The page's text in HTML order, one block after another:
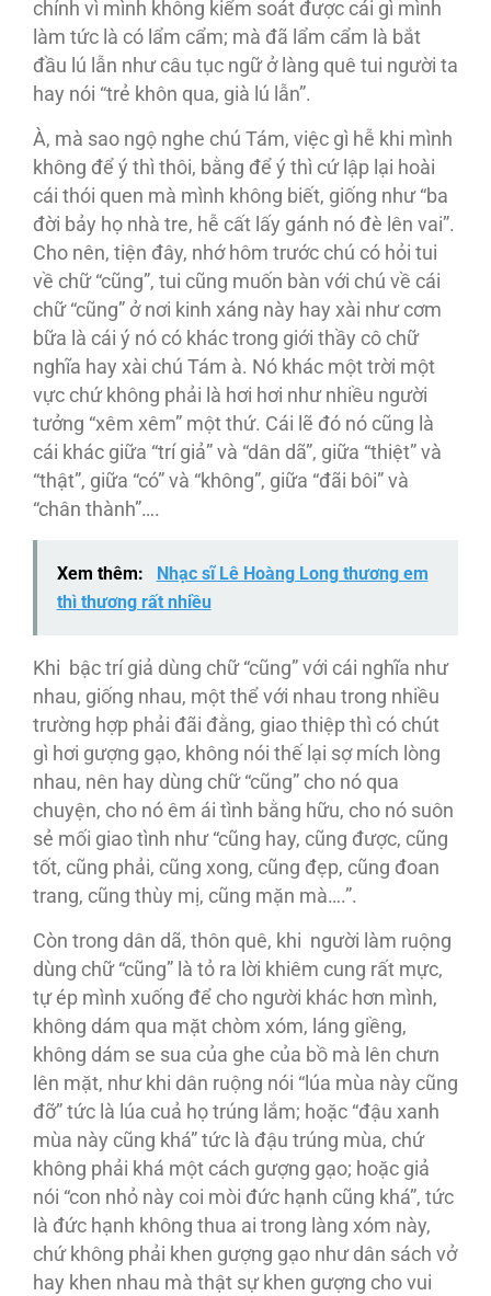
chính vì mình không kiểm soát được cái gì mình
làm tức là có lẩm cẩm; mà đã lẩm cẩm là bắt
đầu lú lẫn như câu tục ngữ ở làng quê tui người ta
hay nói “trẻ khôn qua, già lú lẫn”.
À, mà sao ngộ nghe chú Tám, việc gì hễ khi mình
không để ý thì thôi, bằng để ý thì cứ lập lại hoài
cái thói quen mà mình không biết, giống như “ba
đời bảy họ nhà tre, hễ cất lấy gánh nó đè lên vai”.
Cho nên, tiện đây, nhớ hôm trước chú có hỏi tui
về chữ “cũng”, tui cũng muốn bàn với chú về cái
chữ “cũng” ở nơi kinh xáng này hay xài như cơm
bữa là cái ý nó có khác trong giới thầy cô chữ
nghĩa hay xài chú Tám à. Nó khác một trời một
vực chứ không phải là hơi hơi như nhiều người
tưởng “xêm xêm” một thứ. Cái lẽ đó nó cũng là
cái khác giữa “trí giả” và “dân dã”, giữa “thiệt” và
“thật”, giữa “có” và “không”, giữa “đãi bôi” và
“chân thành”….
Xem thêm:
Nhạc sĩ Lê Hoàng Long thương em
thì thương rất nhiều
Khi bậc trí giả dùng chữ “cũng” với cái nghĩa như
nhau, giống nhau, một thể với nhau trong nhiều
trường hợp phải đãi đằng, giao thiệp thì có chút
gì hơi gượng gạo, không nói thế lại sợ mích lòng
nhau, nên hay dùng chữ “cũng” cho nó qua
chuyện, cho nó êm ái tình bằng hữu, cho nó suôn
sẻ mối giao tình như “cũng hay, cũng được, cũng
tốt, cũng phải, cũng xong, cũng đẹp, cũng đoan
trang, cũng thùy mị, cũng mặn mà….”.
Còn trong dân dã, thôn quê, khi người làm ruộng
dùng chữ “cũng” là tỏ ra lời khiêm cung rất mực,
tự ép mình xuống để cho người khác hơn mình,
không dám qua mặt chòm xóm, láng giềng,
không dám se sua của ghe của bồ mà lên chưn
lên mặt, như khi dân ruộng nói “lúa mùa này cũng
đỡ” tức là lúa cuả họ trúng lắm; hoặc “đậu xanh
mùa này cũng khá” tức là đậu trúng mùa, chứ
không phải khá một cách gượng gạo; hoặc giả
nói “con nhỏ này coi mòi đức hạnh cũng khá”, tức
là đức hạnh không thua ai trong làng xóm này,
chứ không phải khen gượng gạo như dân sách vở
hay khen nhau mà thật sự khen gượng cho vui